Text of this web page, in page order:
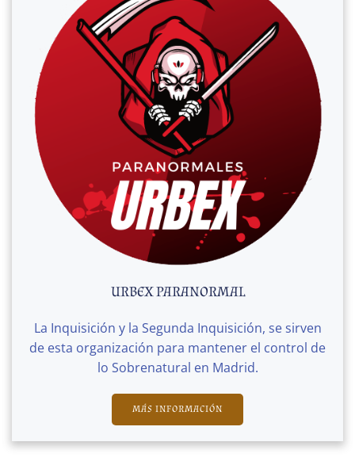
URBEX PARANORMAL
La Inquisición y la Segunda Inquisición, se sirven
de esta organización para mantener el control de
lo Sobrenatural en Madrid.
MÁS INFORMACIÓN